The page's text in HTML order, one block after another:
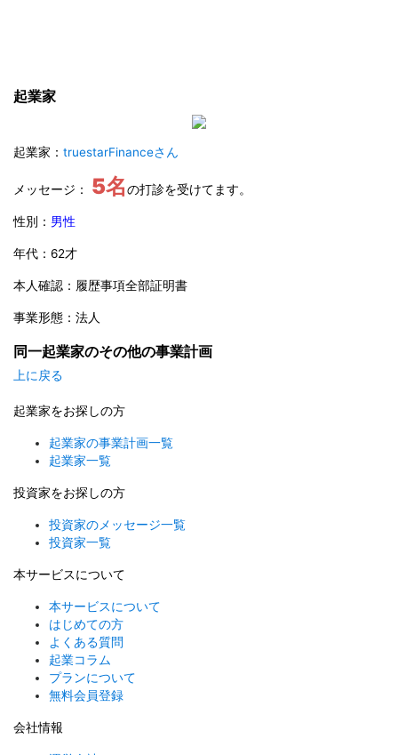
起業家
起業家： truestarFinanceさん
メッセージ： 5名の打診を受けてます。
性別： 男性
年代：62才
本人確認：履歴事項全部証明書
事業形態：法人
同一起業家のその他の事業計画
上に戻る
起業家をお探しの方
起業家の事業計画一覧
起業家一覧
投資家をお探しの方
投資家のメッセージ一覧
投資家一覧
本サービスについて
本サービスについて
はじめての方
よくある質問
起業コラム
プランについて
無料会員登録
会社情報